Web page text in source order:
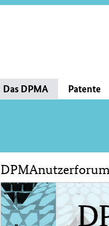
Das DPMA Patente
Inhalt